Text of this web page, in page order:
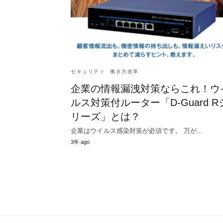
セキュリティ 働き方改革
企業の情報漏洩対策ならこれ！ウ
ルス対策付ルーター「D-Guard R
リーズ」とは？
企業はウイルス感染対策が必須です。 万が…
3年 ago